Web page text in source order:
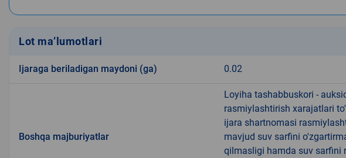
Lot ma’lumotlari
Ijaraga beriladigan maydoni (ga) 0.02
Boshqa majburiyatlar
Loyiha tashabbuskori -
rasmiylashtirish xarajatlari
ijara shartnomasi
mavjud suv sarfini
qilmasligi hamda suv sarfini